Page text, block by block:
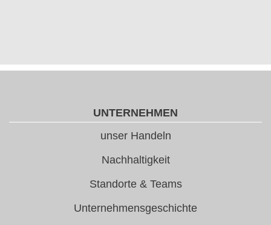
UNTERNEHMEN
unser Handeln
Nachhaltigkeit
Standorte & Teams
Unternehmensgeschichte